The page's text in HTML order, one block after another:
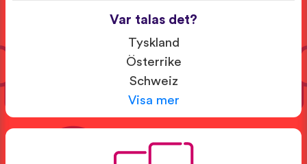
Var talas det?
Tyskland
Österrike
Schweiz
Visa mer